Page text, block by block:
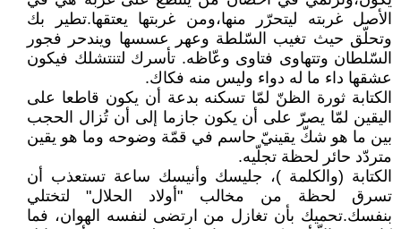
الأصل غربته ليتحرّر منها،ومن غربتها يعتقها.تطير بك
وتحلّق حيث تغيب السّلطة وعهر عسسها ويندحر فجور
السّلطان وتتهاوى فتاوى وعّاظه. تأسرك لتنتشلك فيكون
عشقها داء ما له دواء وليس منه فكاك.
الكتابة ثورة الظنّ لمّا تسكنه بدعة أن يكون قاطعا على
اليقين لمّا يصرّ على أن يكون جازما إلى أن تُزال الحجب
بين ما هو شكّ يقينيّ حاسم في قمّة وضوحه وما هو يقين
متردّد حائر لحظة تجلّيه.
الكتابة (والكلمة )، جليسك وأنيسك ساعة تستعذب أن
تسرق لحظة من مخالب "أولاد الحلال" لتختلي
بنفسك.تحميك بأن تغازل من ارتضى لنفسه الهوان، فما